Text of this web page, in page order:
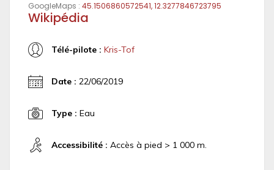
GoogleMaps : 45.1506860572541, 12.3277846723795
Wikipédia
Télé-pilote : Kris-Tof
Date : 22/06/2019
Type : Eau
Accessibilité : Accès à pied > 1 000 m.